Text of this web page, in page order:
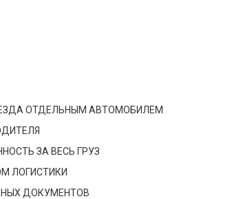
ОТДЕЛЬНЫМ АВТОМОБИЛЕМ
ЗА ВЕСЬ ГРУЗ
ЛОГИСТИКИ
ДОКУМЕНТОВ